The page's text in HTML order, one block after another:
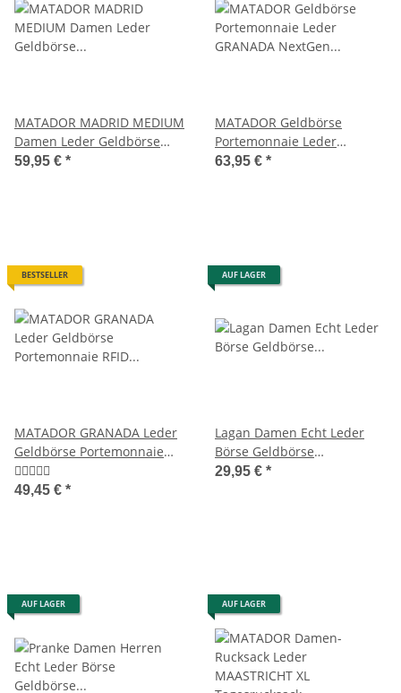
MATADOR MADRID MEDIUM
Damen Leder Geldbörse
Langbörse
59,95 € *
MATADOR Geldbörse
Portemonnaie Leder
GRANADA NextGen RFID TüV
63,95 € *
BESTSELLER
MATADOR GRANADA Leder
Geldbörse Portemonnaie
RFID TüV
49,45 € *
AUF LAGER
Lagan Damen Echt Leder
Börse Geldbörse
Portemonnaie Geldbeutel
29,95 € *
AUF LAGER AUF LAGER